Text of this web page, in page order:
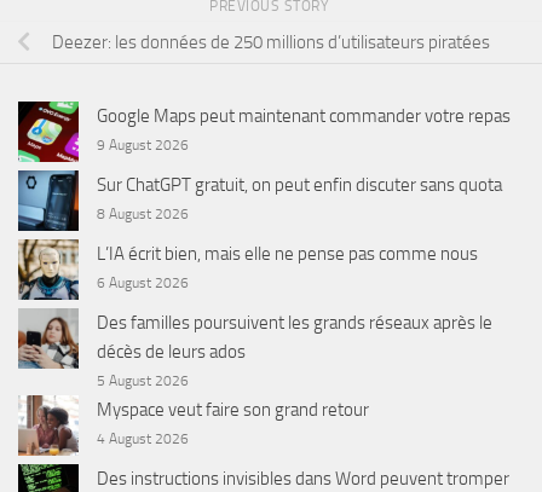
PREVIOUS STORY
Deezer: les données de 250 millions d’utilisateurs piratées
Google Maps peut maintenant commander votre repas
9 August 2026
Sur ChatGPT gratuit, on peut enfin discuter sans quota
8 August 2026
L’IA écrit bien, mais elle ne pense pas comme nous
6 August 2026
Des familles poursuivent les grands réseaux après le
décès de leurs ados
5 August 2026
Myspace veut faire son grand retour
4 August 2026
Des instructions invisibles dans Word peuvent tromper